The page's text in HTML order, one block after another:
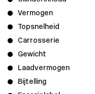
Vermogen
Topsnelheid
Carrosserie
Gewicht
Laadvermogen
Bijtelling